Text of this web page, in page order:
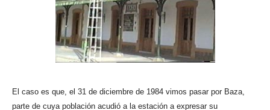
El caso es que, el 31 de diciembre de 1984 vimos pasar por Baza,
parte de cuya población acudió a la estación a expresar su